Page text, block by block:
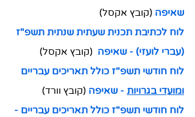
שאיפה (קובץ אקסל)
לוח לכתיבת תכנית שעתית שנתית תשפ"ז
(עברי לועזי) - שאיפה (קובץ אקסל)
לוח חודשי תשפ"ז כולל תאריכים עבריים
ומועדי בגרויות - שאיפה (קובץ וורד)
לוח חודשי תשפ"ז כולל תאריכים עבריים -